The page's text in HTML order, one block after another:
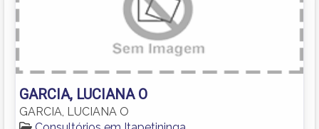
GARCIA, LUCIANA O
GARCIA, LUCIANA O